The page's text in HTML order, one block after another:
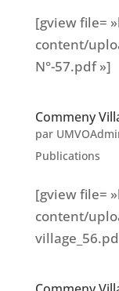
[gview file=
content/
N°-57.pdf »]
Commeny
par
Publications
[gview file=
content/